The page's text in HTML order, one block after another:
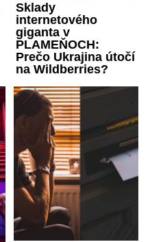
Sklady
internetového
giganta v
PLAMEŇOCH:
Prečo Ukrajina útočí
na Wildberries?